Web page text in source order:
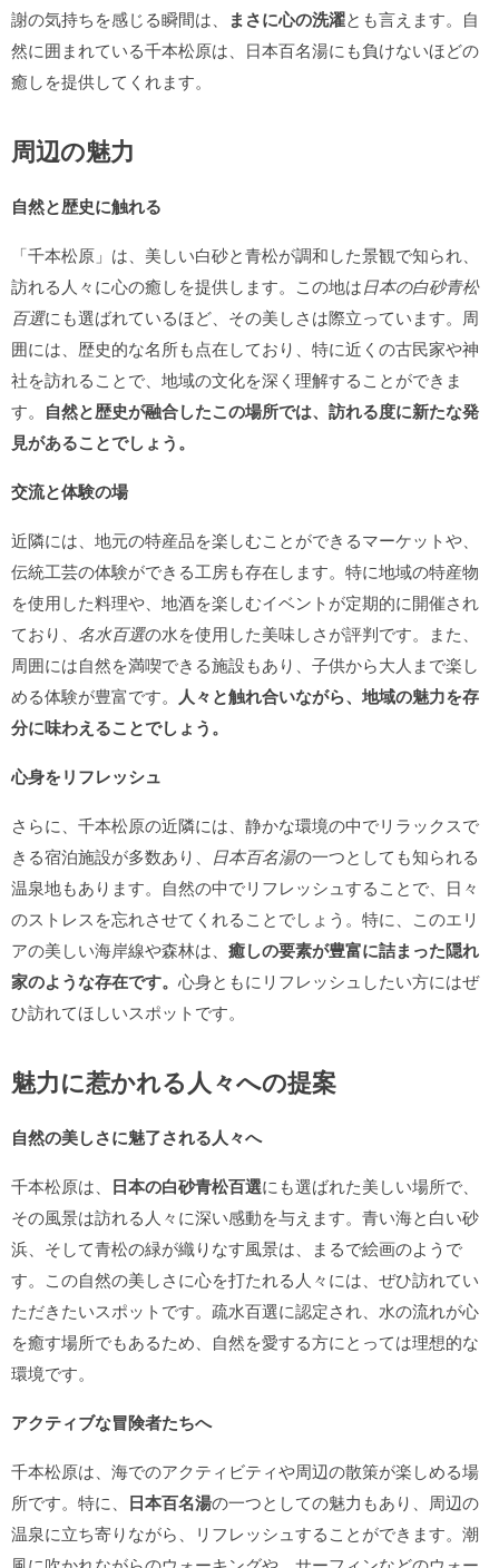
謝の気持ちを感じる瞬間は、
まさに心の洗濯とも言えます。自
然に囲まれている千本松原は、日本百名湯にも負けないほどの
癒しを提供してくれます。
周辺の魅力
自然と歴史に触れる
「千本松原」は、美しい白砂と青松が調和した景観で知られ、
訪れる人々に心の癒しを提供します。この地は日本の白砂青松
百選にも選ばれているほど、その美しさは際立っています。周
囲には、歴史的な名所も点在しており、特に近くの古民家や神
社を訪れることで、地域の文化を深く理解することができま
す。 自然と歴史が融合したこの場所では、訪れる度に新たな発
見があることでしょう。
交流と体験の場
近隣には、地元の特産品を楽しむことができるマーケットや、
伝統工芸の体験ができる工房も存在します。特に地域の特産物
を使用した料理や、地酒を楽しむイベントが定期的に開催され
ており、 名水百選の水を使用した美味しさが評判です。また、
周囲には自然を満喫できる施設もあり、子供から大人まで楽し
める体験が豊富です。 人々と触れ合いながら、地域の魅力を存
分に味わえることでしょう。
心身をリフレッシュ
さらに、千本松原の近隣には、静かな環境の中でリラックスで
きる宿泊施設が多数あり、 日本百名湯の一つとしても知られる
温泉地もあります。自然の中でリフレッシュすることで、日々
のストレスを忘れさせてくれることでしょう。特に、このエリ
アの美しい海岸線や森林は、 癒しの要素が豊富に詰まった隠れ
家のような存在です。 心身ともにリフレッシュしたい方にはぜ
ひ訪れてほしいスポットです。
魅力に惹かれる人々への提案
自然の美しさに魅了される人々へ
千本松原は、 日本の白砂青松百選にも選ばれた美しい場所で、
その風景は訪れる人々に深い感動を与えます。青い海と白い砂
浜、そして青松の緑が織りなす風景は、まるで絵画のようで
す。この自然の美しさに心を打たれる人々には、ぜひ訪れてい
ただきたいスポットです。疏水百選に認定され、水の流れが心
を癒す場所でもあるため、自然を愛する方にとっては理想的な
環境です。
アクティブな冒険者たちへ
千本松原は、海でのアクティビティや周辺の散策が楽しめる場
所です。特に、 日本百名湯の一つとしての魅力もあり、周辺の
温泉に立ち寄りながら、リフレッシュすることができます。潮